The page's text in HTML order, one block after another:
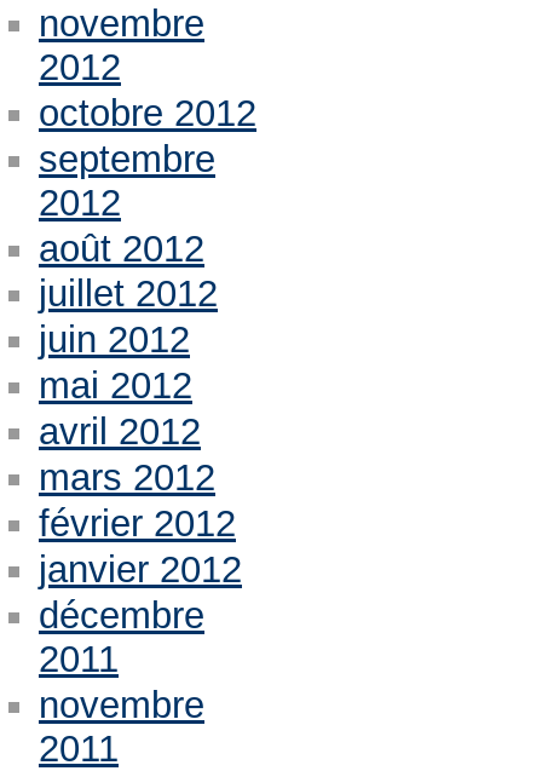
novembre
2012
octobre 2012
septembre
2012
août 2012
juillet 2012
juin 2012
mai 2012
avril 2012
mars 2012
février 2012
janvier 2012
décembre
2011
novembre
2011